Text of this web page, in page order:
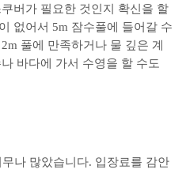
버가 필요한 것인지 확신을 할
없어서 5m 잠수풀에 들어갈 수
풀에 만족하거나 물 깊은 계
바다에 가서 수영을 할 수도
나 많았습니다. 입장료를 감안